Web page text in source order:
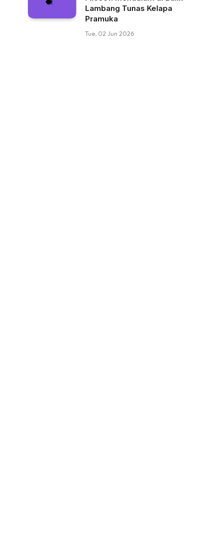
Lambang Tunas Kelapa
Pramuka
Tue, 02 Jun 2026